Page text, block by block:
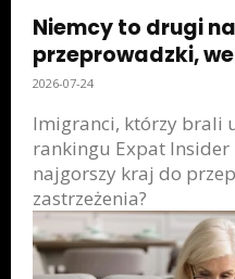
Niemcy to drugi
przeprowadzki,
2026-07-24
Imigranci, którzy brali
rankingu Expat Insider
najgorszy kraj do
zastrzeżenia?